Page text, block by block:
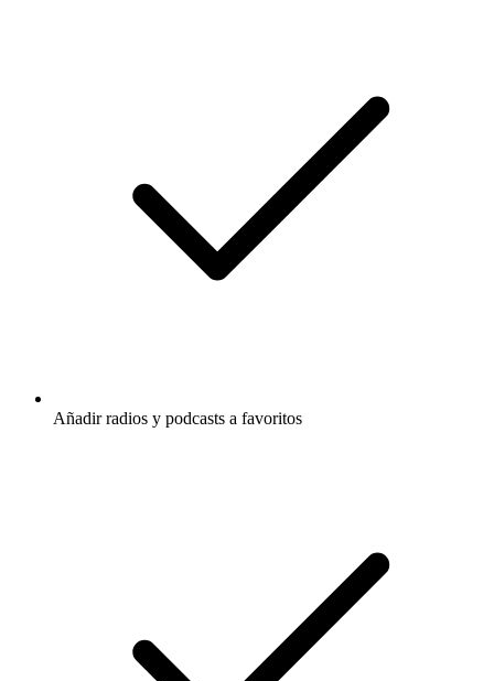
Añadir radios y podcasts a favoritos